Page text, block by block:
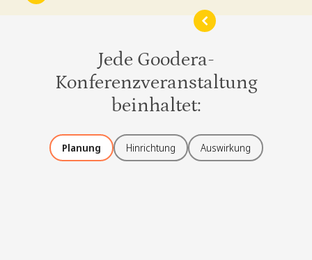
Jede Goodera-
Konferenzveranstaltung
beinhaltet:
Planung Hinrichtung Auswirkung